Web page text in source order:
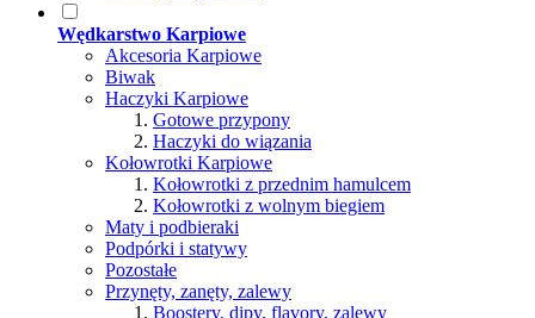
Wędkarstwo Karpiowe
Akcesoria Karpiowe
Biwak
Haczyki Karpiowe
Gotowe przypony
Haczyki do wiązania
Kołowrotki Karpiowe
Kołowrotki z przednim hamulcem
Kołowrotki z wolnym biegiem
Maty i podbieraki
Podpórki i statywy
Pozostałe
Przynęty, zanęty, zalewy
Boostery, dipy, flavory, zalewy